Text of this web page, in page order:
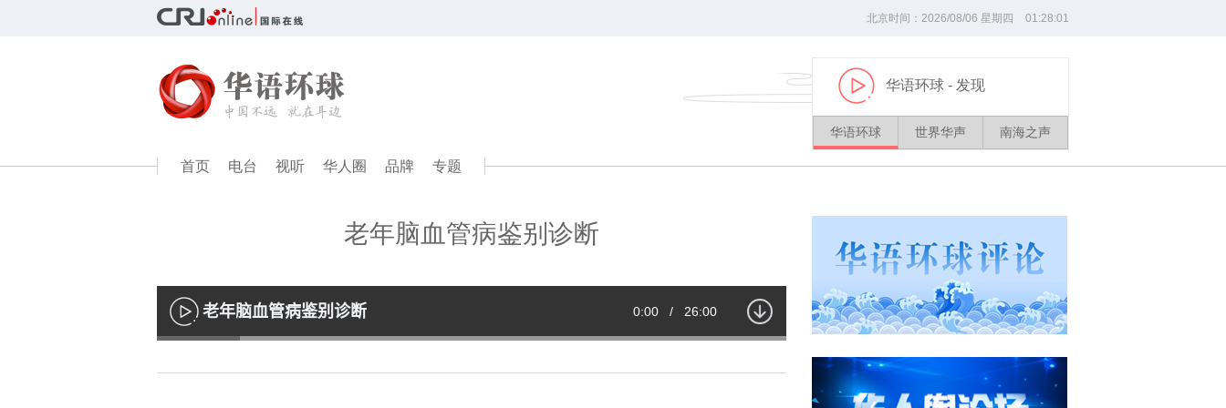
北京时间： 2026/08/06 星期四 01:28:01
播
放
华语环球 - 发现
华语环球 世界华声 南海之声
首页 电台 视听 华人圈 品牌 专题
老年脑血管病鉴别诊断
播
放
老年脑血管病鉴别诊断 Current
0:00 / Duration
26:00
Loaded: